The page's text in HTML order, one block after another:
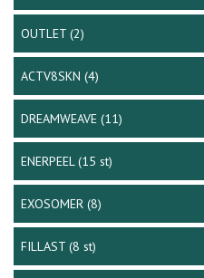
OUTLET(2)
ACTV8SKN(4)
DREAMWEAVE(11)
ENERPEEL (15 st)
EXOSOMER(8)
FILLAST (8 st)